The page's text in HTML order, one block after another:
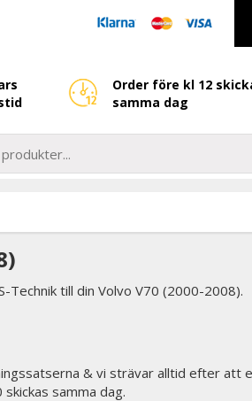
Order före kl 12
samma dag
Technik till din Volvo V70 (2000-2008).
& vi strävar alltid efter att
samma dag.